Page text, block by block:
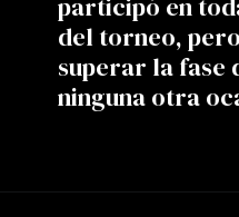
del torneo,
superar la fase
ninguna otra